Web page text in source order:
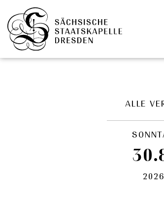
Zum Hauptinhalt springen
ALLE
2026
Cookie-Einstellungen